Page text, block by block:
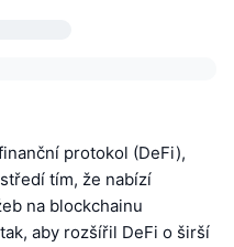
protokol (DeFi),
tím, že nabízí
na blockchainu
aby rozšířil DeFi o širší